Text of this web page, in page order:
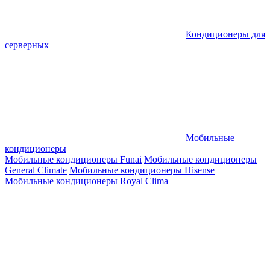
Кондиционеры для
серверных
Мобильные
кондиционеры
Мобильные кондиционеры Funai Мобильные кондиционеры
General Climate Мобильные кондиционеры Hisense
Мобильные кондиционеры Royal Clima